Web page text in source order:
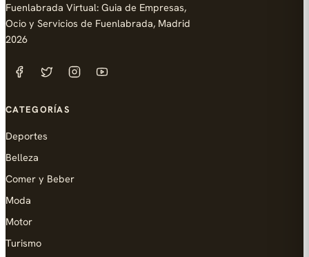
Fuenlabrada Virtual: Guia de Empresas,
Ocio y Servicios de Fuenlabrada, Madrid
2026
CATEGORÍAS
Deportes
Belleza
Comer y Beber
Moda
Motor
Turismo